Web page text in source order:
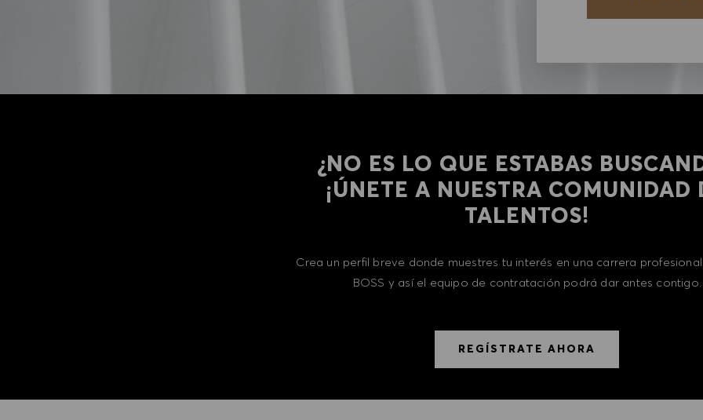
¿NO ES LO QUE ESTABAS
​​​​​​​¡ÚNETE A NUESTRA COMUNIDAD
TALENTOS!
Crea un perfil breve donde muestres tu interés en una carrera
BOSS y así el equipo de contratación podrá dar antes contigo.
REGÍSTRATE AHORA